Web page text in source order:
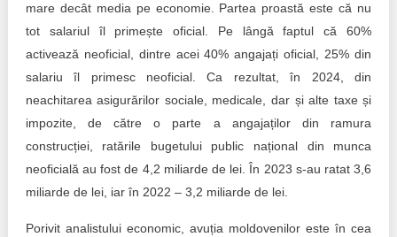
mare decât media pe economie. Partea proastă este că nu
tot salariul îl primește oficial. Pe lângă faptul că 60%
activează neoficial, dintre acei 40% angajați oficial, 25% din
salariu îl primesc neoficial. Ca rezultat, în 2024, din
neachitarea asigurărilor sociale, medicale, dar și alte taxe și
impozite, de către o parte a angajaților din ramura
construcției, ratările bugetului public național din munca
neoficială au fost de 4,2 miliarde de lei. În 2023 s-au ratat 3,6
miliarde de lei, iar în 2022 – 3,2 miliarde de lei.
Porivit analistului economic, avuția moldovenilor este în cea